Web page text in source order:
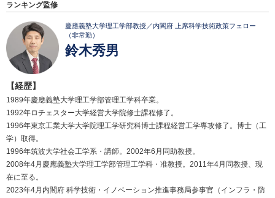
ランキング監修
慶應義塾大学理工学部教授／内閣府 上席科学技術政策フェロー
（非常勤）
鈴木秀男
【経歴】
1989年慶應義塾大学理工学部管理工学科卒業。
1992年ロチェスター大学経営大学院修士課程修了。
1996年東京工業大学大学院理工学研究科博士課程経営工学専攻修了。博士（工
学）取得。
1996年筑波大学社会工学系・講師。2002年6月同助教授。
2008年4月慶應義塾大学理工学部管理工学科・准教授。2011年4月同教授、現
在に至る。
2023年4月内閣府 科学技術・イノベーション推進事務局参事官（インフラ・防